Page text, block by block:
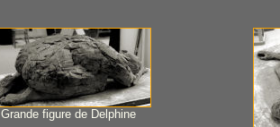
Grande figure de Delphine